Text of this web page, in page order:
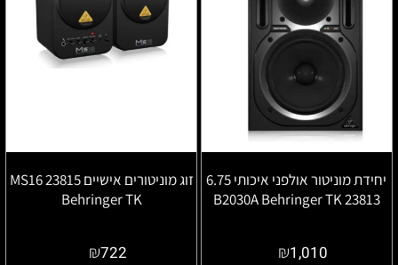
יחידת מוניטור אולפני איכותי 6.75
23813 B2030A Behringer TK
₪1,010
זוג מוניטורים אישיים MS16 23815
Behringer TK
₪722